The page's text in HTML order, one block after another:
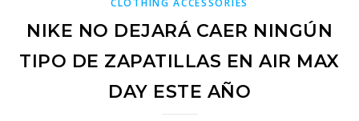
CLOTHING ACCESSORIES
NIKE NO DEJARÁ CAER NINGÚN
TIPO DE ZAPATILLAS EN AIR MAX
DAY ESTE AÑO